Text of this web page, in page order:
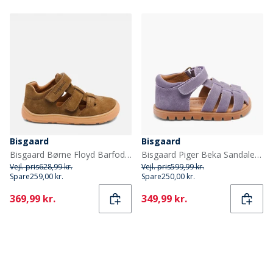
Bisgaard
Bisgaard Børne Floyd Barfodssandaler Earth
Vejl. pris628,99 kr.
Spare259,00 kr.
Current
369,99 kr.
Bisgaard
Bisgaard Piger Beka Sandaler Violet
Vejl. pris599,99 kr.
Spare250,00 kr.
Current
349,99 kr.